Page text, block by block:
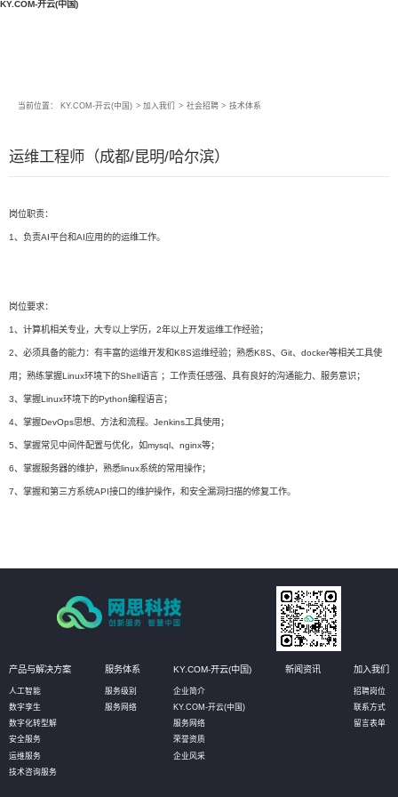
KY.COM-开云(中国)
当前位置： KY.COM-开云(中国) > 加入我们 > 社会招聘 > 技术体系
运维工程师（成都/昆明/哈尔滨）
岗位职责：
1、负责AI平台和AI应用的的运维工作。
岗位要求：
1、计算机相关专业，大专以上学历，2年以上开发运维工作经验；
2、必须具备的能力：有丰富的运维开发和K8S运维经验；熟悉K8S、Git、docker等相关工具使
用；熟练掌握Linux环境下的Shell语言 ；工作责任感强、具有良好的沟通能力、服务意识；
3、掌握Linux环境下的Python编程语言；
4、掌握DevOps思想、方法和流程。Jenkins工具使用；
5、掌握常见中间件配置与优化，如mysql、nginx等；
6、掌握服务器的维护，熟悉linux系统的常用操作；
7、掌握和第三方系统API接口的维护操作，和安全漏洞扫描的修复工作。
产品与解决方案
人工智能
数字孪生
数字化转型解
安全服务
运维服务
技术咨询服务
服务体系
服务级别
服务网络
KY.COM-开云(中国)
企业简介
KY.COM-开云(中国)
服务网络
荣誉资质
企业风采
新闻资讯 加入我们
招聘岗位
联系方式
留言表单